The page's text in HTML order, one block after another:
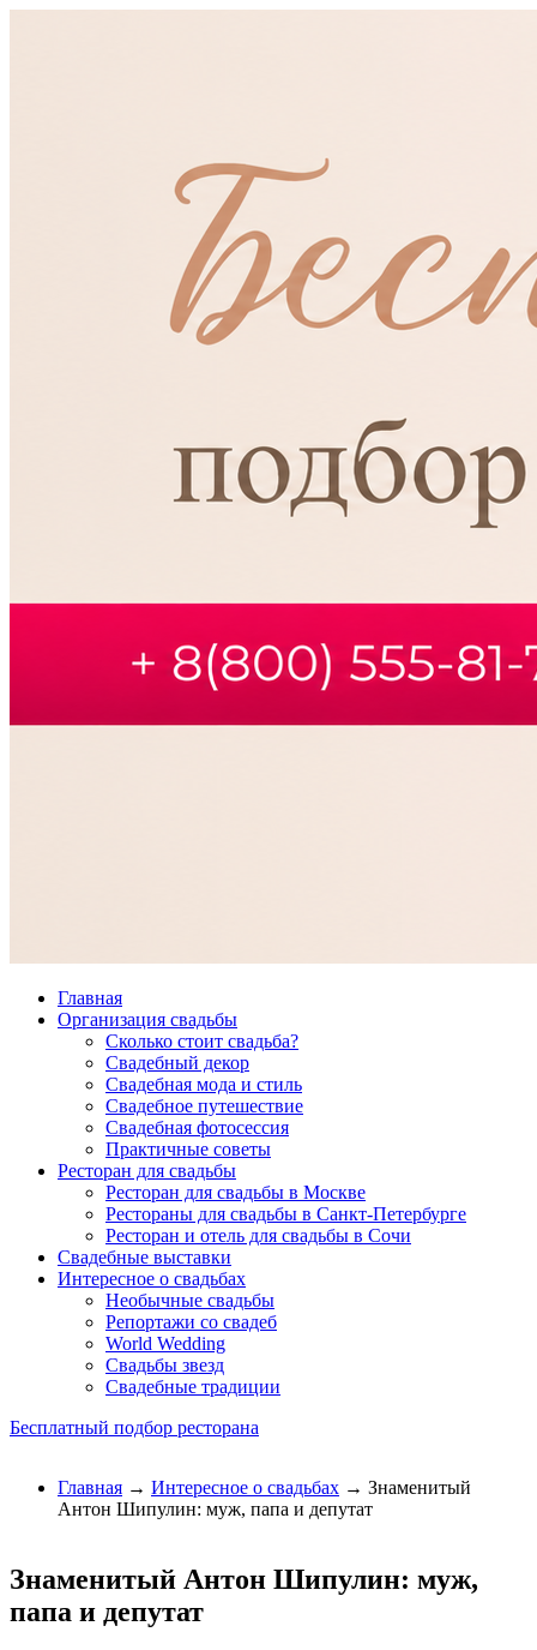
Главная
Организация свадьбы
Сколько стоит свадьба?
Свадебный декор
Свадебная мода и стиль
Свадебное путешествие
Свадебная фотосессия
Практичные советы
Ресторан для свадьбы
Ресторан для свадьбы в Москве
Рестораны для свадьбы в Санкт-Петербурге
Ресторан и отель для свадьбы в Сочи
Свадебные выставки
Интересное о свадьбах
Необычные свадьбы
Репортажи со свадеб
World Wedding
Свадьбы звезд
Свадебные традиции
Бесплатный подбор ресторана
Главная → Интересное о свадьбах → Знаменитый
Антон Шипулин: муж, папа и депутат
Знаменитый Антон Шипулин: муж,
папа и депутат